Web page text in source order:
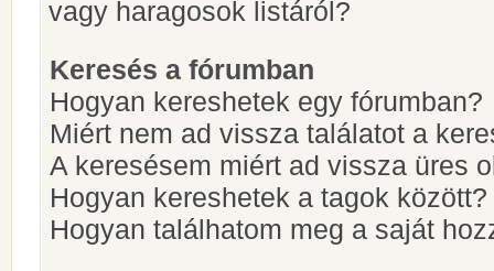
vagy haragosok listáról?
Keresés a fórumban
Hogyan kereshetek egy fórumban?
Miért nem ad vissza találatot a
A keresésem miért ad vissza üres
Hogyan kereshetek a tagok között?
Hogyan találhatom meg a saját